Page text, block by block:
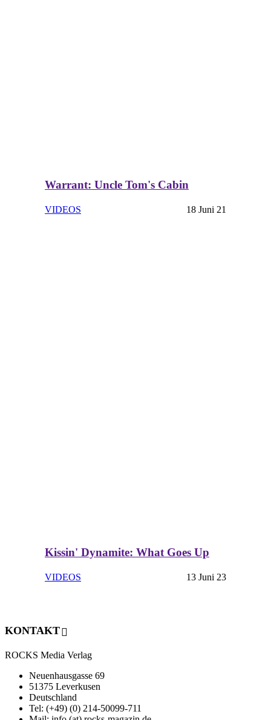
Warrant: Uncle Tom's Cabin
VIDEOS 18 Juni 21
Kissin' Dynamite: What Goes Up
VIDEOS 13 Juni 23
KONTAKT
ROCKS Media Verlag
Neuenhausgasse 69
51375 Leverkusen
Deutschland
Tel: (+49) (0) 214-50099-711